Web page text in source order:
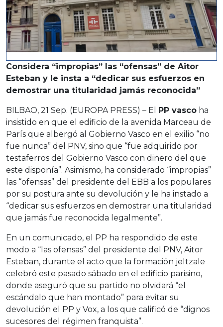
Considera “impropias” las “ofensas” de Aitor
Esteban y le insta a “dedicar sus esfuerzos en
demostrar una titularidad jamás reconocida”
BILBAO, 21 Sep. (EUROPA PRESS) – El PP vasco ha
insistido en que el edificio de la avenida Marceau de
París que albergó al Gobierno Vasco en el exilio “no
fue nunca” del PNV, sino que “fue adquirido por
testaferros del Gobierno Vasco con dinero del que
este disponía”. Asimismo, ha considerado “impropias”
las “ofensas” del presidente del EBB a los populares
por su postura ante su devolución y le ha instado a
“dedicar sus esfuerzos en demostrar una titularidad
que jamás fue reconocida legalmente”.
En un comunicado, el PP ha respondido de este
modo a “las ofensas” del presidente del PNV, Aitor
Esteban, durante el acto que la formación jeltzale
celebró este pasado sábado en el edificio parisino,
donde aseguró que su partido no olvidará “el
escándalo que han montado” para evitar su
devolución el PP y Vox, a los que calificó de “dignos
sucesores del régimen franquista”.